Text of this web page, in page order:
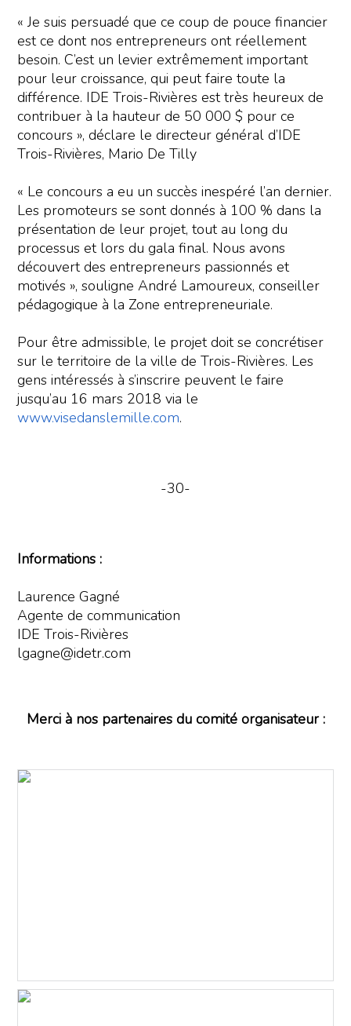
« Je suis persuadé que ce coup de pouce financier
est ce dont nos entrepreneurs ont réellement
besoin. C’est un levier extrêmement important
pour leur croissance, qui peut faire toute la
différence. IDE Trois-Rivières est très heureux de
contribuer à la hauteur de 50 000 $ pour ce
concours », déclare le directeur général d’IDE
Trois-Rivières, Mario De Tilly
« Le concours a eu un succès inespéré l’an dernier.
Les promoteurs se sont donnés à 100 % dans la
présentation de leur projet, tout au long du
processus et lors du gala final. Nous avons
découvert des entrepreneurs passionnés et
motivés », souligne André Lamoureux, conseiller
pédagogique à la Zone entrepreneuriale.
Pour être admissible, le projet doit se concrétiser
sur le territoire de la ville de Trois-Rivières. Les
gens intéressés à s’inscrire peuvent le faire
jusqu’au 16 mars 2018 via le
www.visedanslemille.com.
-30-
Informations :
Laurence Gagné
Agente de communication
IDE Trois-Rivières
lgagne@idetr.com
Merci à nos partenaires du comité organisateur :